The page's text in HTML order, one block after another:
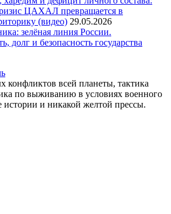
ЦАХАЛ превращается в
(видео) 29.05.2026
зелёная линия России.
долг и безопасность государства
конфликтов всей планеты, тактика
по выживанию в условиях военного
истории и никакой желтой прессы.